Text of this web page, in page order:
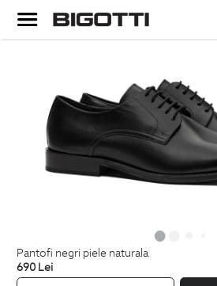
pantofi negri piele naturala
690 Lei